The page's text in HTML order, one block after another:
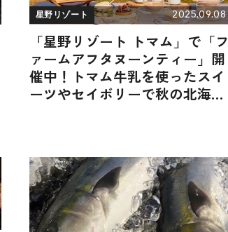
星野リゾート 2025.09.08
「星野リゾート トマム」で「フ
ァームアフタヌーンティー」開
催中！トマム牛乳を使ったスイ
ーツやセイボリーで秋の北海道